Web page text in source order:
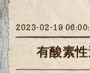
2023-02-19
有酸素